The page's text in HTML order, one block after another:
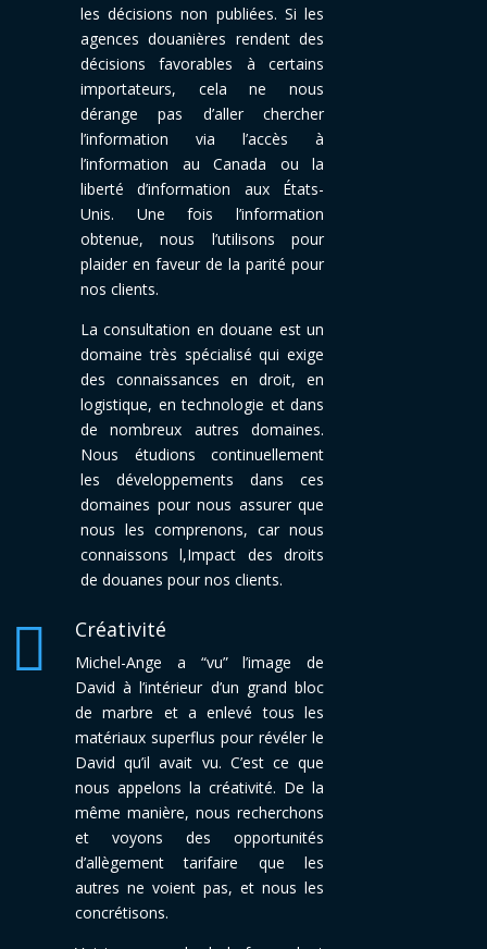
les décisions non publiées. Si les
agences douanières rendent des
décisions favorables à certains
importateurs, cela ne nous
dérange pas d’aller chercher
l’information via l’accès à
l’information au Canada ou la
liberté d’information aux États-
Unis. Une fois l’information
obtenue, nous l’utilisons pour
plaider en faveur de la parité pour
nos clients.
La consultation en douane est un
domaine très spécialisé qui exige
des connaissances en droit, en
logistique, en technologie et dans
de nombreux autres domaines.
Nous étudions continuellement
les développements dans ces
domaines pour nous assurer que
nous les comprenons, car nous
connaissons l,Impact des droits
de douanes pour nos clients.
 Créativité
Michel-Ange a “vu” l’image de
David à l’intérieur d’un grand bloc
de marbre et a enlevé tous les
matériaux superflus pour révéler le
David qu’il avait vu. C’est ce que
nous appelons la créativité. De la
même manière, nous recherchons
et voyons des opportunités
d’allègement tarifaire que les
autres ne voient pas, et nous les
concrétisons.